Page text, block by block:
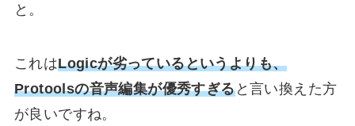
と。
これはLogicが劣っているというよりも、
Protoolsの音声編集が優秀すぎると言い換えた方
が良いですね。